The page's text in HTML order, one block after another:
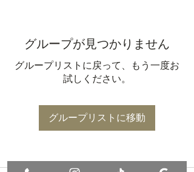
グループが見つかりません
グループリストに戻って、もう一度お
試しください。
グループリストに移動